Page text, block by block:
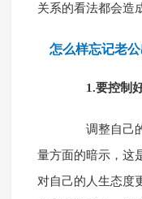
关系的看法都会造
怎么样忘记老
1.要控制
调整自己的
量方面的暗示，这
对自己的人生态度